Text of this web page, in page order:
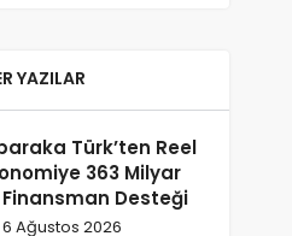
YAZILAR
Türk’ten Reel
363 Milyar
Finansman Desteği
6 Ağustos 2026